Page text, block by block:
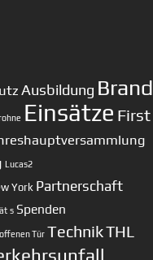
Ausbildung Brand
Einsätze First
Lucas2
York Partnerschaft
s Spenden
Tür TechnikTHL